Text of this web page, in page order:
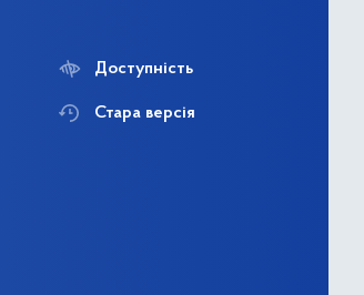
Доступність
Стара версія